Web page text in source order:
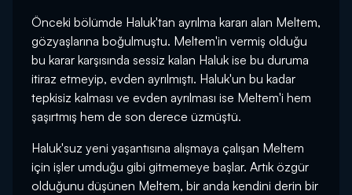
Önceki bölümde Haluk'tan ayrılma kararı alan Meltem,
gözyaşlarına boğulmuştu. Meltem'in vermiş olduğu
bu karar karşısında sessiz kalan Haluk ise bu duruma
itiraz etmeyip, evden ayrılmıştı. Haluk'un bu kadar
tepkisiz kalması ve evden ayrılması ise Meltem'i hem
şaşırtmış hem de son derece üzmüştü.
Haluk'suz yeni yaşantısına alışmaya çalışan Meltem
için işler umduğu gibi gitmemeye başlar. Artık özgür
olduğunu düşünen Meltem, bir anda kendini derin bir